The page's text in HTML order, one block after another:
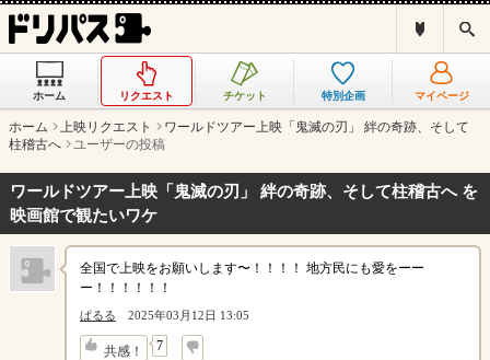
ス
は
？
ホーム リクエスト チケット 特別企画 マイページ
ホーム 上映リクエスト
ワールドツアー上映「鬼滅の刃」 絆の奇跡、そして
柱稽古へ
ユーザーの投稿
ワールドツアー上映「鬼滅の刃」 絆の奇跡、そして柱稽古へ を
映画館で観たいワケ
全国で上映をお願いします〜！！！！ 地方民にも愛をーー
ー！！！！！！
ぱるる 2025年03月12日 13:05
共感！ 7
↓